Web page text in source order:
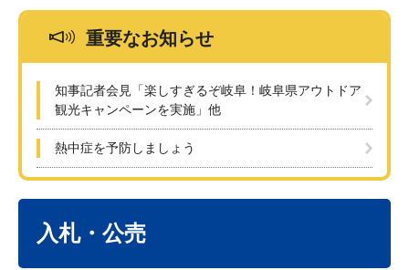
重要なお知らせ
知事記者会見「楽しすぎるぞ岐阜！岐阜県アウトドア
観光キャンペーンを実施」他
熱中症を予防しましょう
入札・公売